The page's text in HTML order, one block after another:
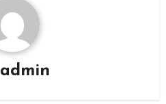
admin